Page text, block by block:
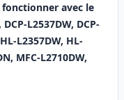
avec le
L2537DW, DCP-
L2357DW, HL-
MFC-L2710DW,